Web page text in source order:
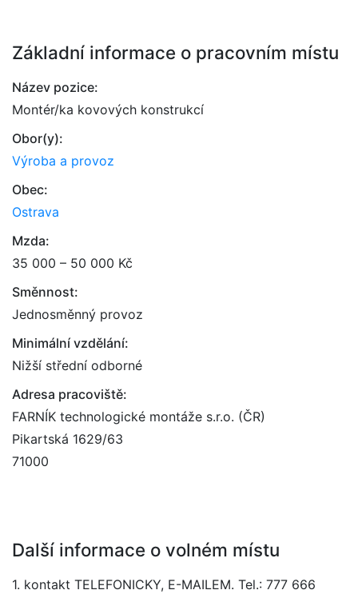
Základní informace o pracovním místu
Název pozice:
Montér/ka kovových konstrukcí
Obor(y):
Výroba a provoz
Obec:
Ostrava
Mzda:
35 000 – 50 000 Kč
Směnnost:
Jednosměnný provoz
Minimální vzdělání:
Nižší střední odborné
Adresa pracoviště:
FARNÍK technologické montáže s.r.o. (ČR)
Pikartská 1629/63
71000
Další informace o volném místu
1. kontakt TELEFONICKY, E-MAILEM. Tel.: 777 666